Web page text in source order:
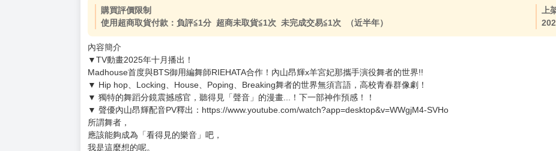
加價購 ( 共
(加購品) 買動漫★《$15元-加固紙箱包裝》
-
+
購買評價限制
使用超商取貨付款：負評≦1分 超商未取貨≦1次 未完成交易≦1次 （近半年）